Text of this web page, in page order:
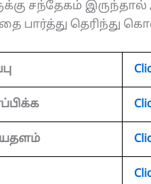
சந்தேகம் இருந்தால்
பார்த்து தெரிந்து